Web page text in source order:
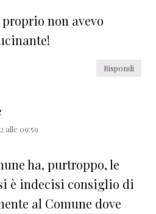
non avevo
Rispondi
alle 09:59
ha, purtroppo, le
è indecisi consiglio di
al Comune dove